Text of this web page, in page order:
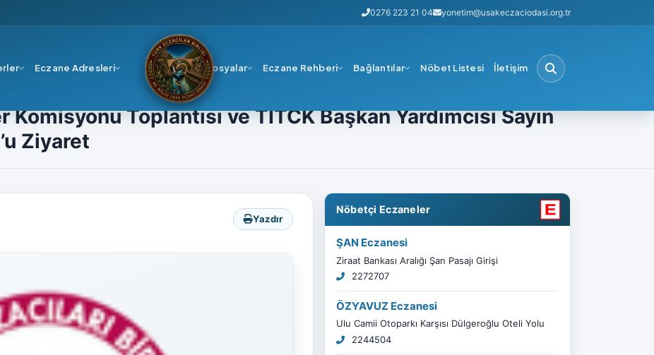
0276 223 21 04 yonetim@usakeczaciodasi.org.tr
Eczane Adresleri Dosyalar Eczane Rehberi Bağlantılar Nöbet Listesi İletişim
Ürünler Komisyonu Toplantısı ve TİTCK Başkan Yardımcısı Sayın Uzm.Ecz. Mesil Aksoy’u Ziyaret
Toplantısı ve TİTCK Başkan Yardımcısı Sayın
Ziyaret
Yazdır
Nöbetçi Eczaneler
ŞAN Eczanesi
Ziraat Bankası Aralığı Şan Pasajı Girişi
2272707
ÖZYAVUZ Eczanesi
Ulu Camii Otoparkı Karşısı Dülgeroğlu Oteli Yolu
2244504